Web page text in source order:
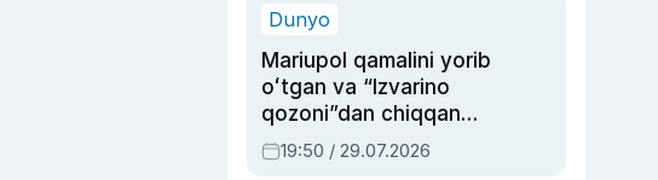
Dunyo
Mariupol qamalini yorib
oʻtgan va “Izvarino
qozoni”dan chiqqan
qahramon — Ukraina
armiyasi bosh
19:50 / 29.07.2026